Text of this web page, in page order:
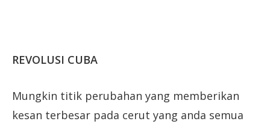
REVOLUSI CUBA
Mungkin titik perubahan yang memberikan
kesan terbesar pada cerut yang anda semua